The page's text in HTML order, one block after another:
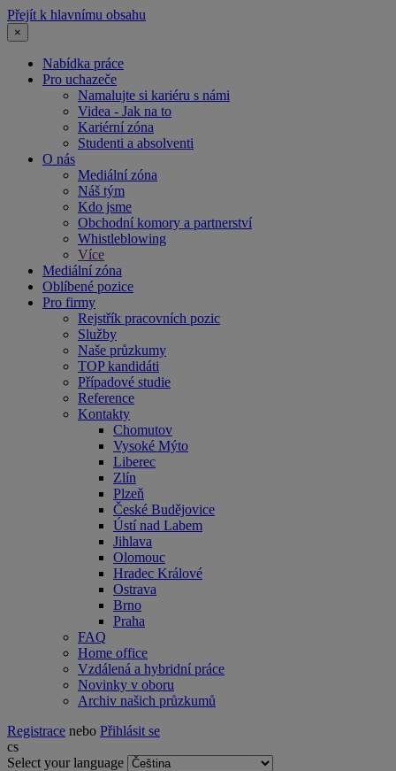
Přejít k hlavnímu obsahu
×
Nabídka práce
Pro uchazeče
Namalujte si kariéru s námi
Videa - Jak na to
Kariérní zóna
Studenti a absolventi
O nás
Mediální zóna
Náš tým
Kdo jsme
Obchodní komory a partnerství
Whistleblowing
Více
Mediální zóna
Oblíbené pozice
Pro firmy
Rejstřík pracovních pozic
Služby
Naše průzkumy
TOP kandidáti
Případové studie
Reference
Kontakty
Chomutov
Vysoké Mýto
Liberec
Zlín
Plzeň
České Budějovice
Ústí nad Labem
Jihlava
Olomouc
Hradec Králové
Ostrava
Brno
Praha
FAQ
Home office
Vzdálená a hybridní práce
Novinky v oboru
Archiv našich průzkumů
Registrace nebo Přihlásit se
cs
Select your language